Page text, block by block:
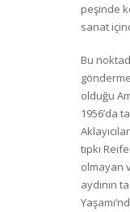
peşinde
sanat
Bu
olduğu
1956’da
tıpkı
olmayan
aydının